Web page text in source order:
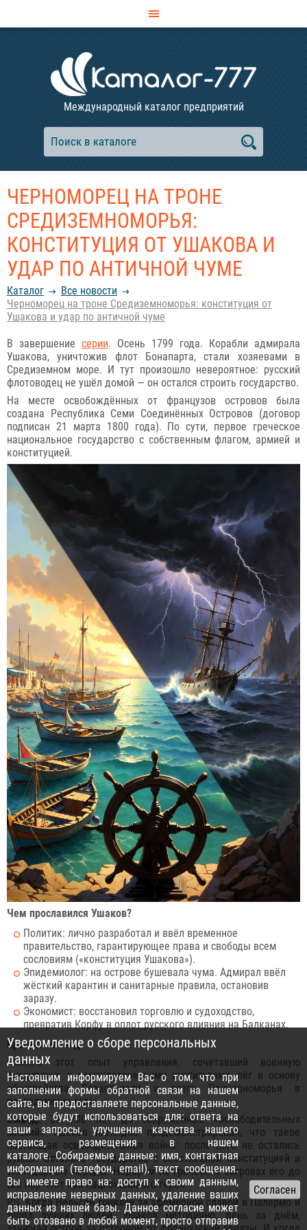
Международный каталог предприятий
ЧЕРНОМОРЕЦ НА ТРОНЕ
СРЕДИЗЕМНОМОРЬЯ:
КОНСТИТУЦИЯ ОТ УШАКОВА И
УДАР ПО АНТИЧНОЙ ЧУМЕ
Каталог
Все новости
Черноморец на троне Средиземноморья: конституция от
Ушакова и удар по античной чуме
В завершение серии. Осень 1799 года. Корабли адмирала
Ушакова, уничтожив флот Бонапарта, стали хозяевами в
Средиземном море. И тут произошло невероятное: русский
флотоводец не ушёл домой — он остался строить государство.
На месте освобождённых от французов островов была
создана Республика Семи Соединённых Островов (договор
подписан 21 марта 1800 года). По сути, первое греческое
национальное государство с собственным флагом, армией и
конституцией.
Чем прославился Ушаков?
Политик: лично разработал и ввёл временное
правительство, гарантирующее права и свободы всем
сословиям («конституция Ушакова»).
Эпидемиолог: на острове бушевала чума. Адмирал ввёл
жёсткий карантин и санитарные правила, остановив
заразу.
Экономист: восстановил торговлю и судоходство,
превратив Корфу в оплот русского влияния на Балканах.
Крымский след
Именно этот опыт управления, сочетавший военную
дисциплину с демократическими институтами, лёг в основу
обустройства Севастополя и всего Причерноморья в
последующие годы.
Вывод:За 200 лет до современных «освободительных
миссий» Ушаков наглядно продемонстрировал, что такое
настоящая освободительная война: после него не остались
руины. Остались государства с собственной конституцией и
благодарные народы. Недаром на греческих островах его до
сих пор чтят как национального героя.
P.S. Когда Нельсон гонялся за эфемерной славой в Палермо и
терял лучших людей, Ушаков методично, день за днём,
Уведомление о сборе персональных
данных
Настоящим информируем Вас о том, что при
заполнении формы обратной связи на нашем
сайте, вы предоставляете персональные данные,
которые будут использоваться для: ответа на
ваши запросы, улучшения качества нашего
сервиса, размещения в нашем
каталоге. Собираемые данные: имя, контактная
информация (телефон, email), текст сообщения.
Вы имеете право на: доступ к своим данным,
исправление неверных данных, удаление ваших
данных из нашей базы. Данное согласие может
быть отозвано в любой момент, просто отправив